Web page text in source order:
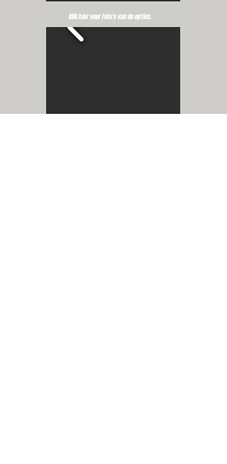
Klik hier voor foto's van de opties.